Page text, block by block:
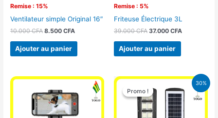
Remise : 15%
Ventilateur simple Original 16″
10.000CFA 8.500CFA
Ajouter au panier
Remise : 5%
Friteuse Électrique 3L
39.000CFA 37.000 CFA
Ajouter au panier
30%
Promo !
Promo !
Le
prix
initial
était :
50.000 CFA.
Le
prix
actuel
est :
35.000